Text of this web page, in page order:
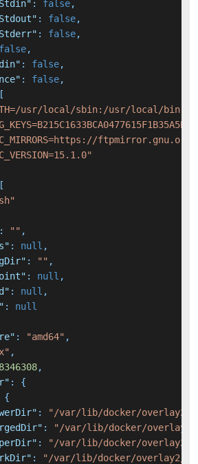
: false,
: false,
: false,
false,
: false,
: false,
[
usr/local/sbin:/usr/local/
[
: "" ,
: null ,
: "" ,
: null ,
: null ,
:
null
: "amd64" ,
,
,
:
{
{
:
"/var/lib/docker/overlay2/
:
"/var/lib/docker/overlay2/
:
"/var/lib/docker/overlay2/
:
"/var/lib/docker/overlay2/